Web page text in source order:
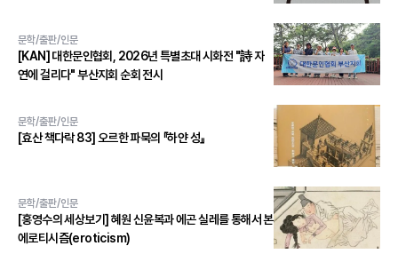
문학/출판/인문
[KAN] 대한문인협회, 2026년 특별초대 시화전 "詩 자
연에 걸리다" 부산지회 순회 전시
문학/출판/인문
[효산 책다락 83] 오르한 파묵의 『하얀 성』
문학/출판/인문
[홍영수의 세상보기] 혜원 신윤복과 에곤 실레를 통해서 본
에로티시즘(eroticism)